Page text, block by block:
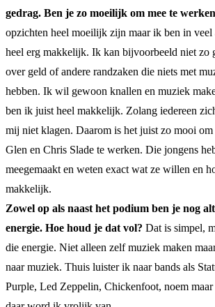
gedrag. Ben je zo moeilijk om mee te werken
opzichten heel moeilijk zijn maar ik ben in veel
heel erg makkelijk. Ik kan bijvoorbeeld niet zo
over geld of andere randzaken die niets met
hebben. Ik wil gewoon knallen en muziek
ben ik juist heel makkelijk. Zolang iedereen
mij niet klagen. Daarom is het juist zo mooi om
Glen en Chris Slade te werken. Die jongens
meegemaakt en weten exact wat ze willen en
makkelijk.
Zowel op als naast het podium ben je nog
energie. Hoe houd je dat vol? Dat is simpel,
die energie. Niet alleen zelf muziek maken
naar muziek. Thuis luister ik naar bands als
Purple, Led Zeppelin, Chickenfoot, noem